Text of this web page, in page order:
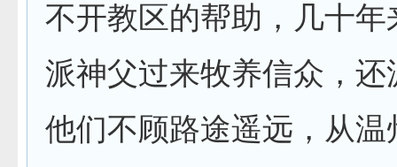
不开教区的帮助，几十
派神父过来牧养信众，
他们不顾路途遥远，从